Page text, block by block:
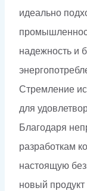
идеально
надежность и
Стремление
для
Благодаря
разработкам
настоящую
новый